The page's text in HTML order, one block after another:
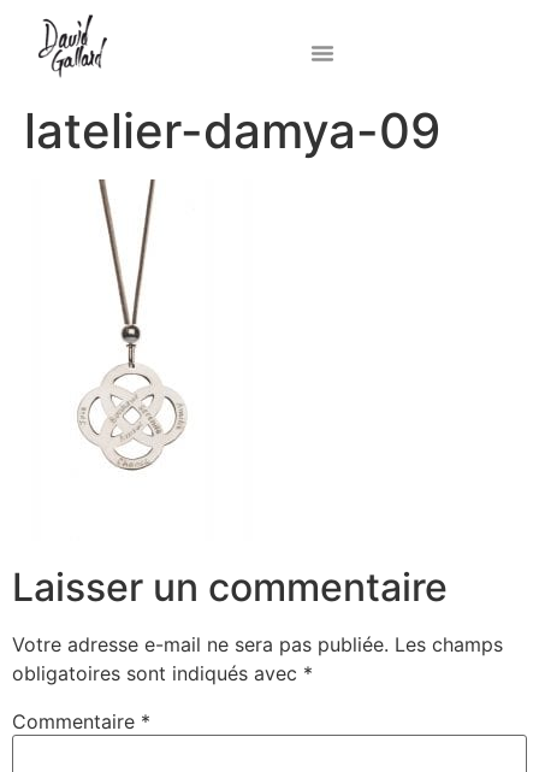
latelier-damya-09
Laisser un commentaire
Votre adresse e-mail ne sera pas publiée. Les champs
obligatoires sont indiqués avec *
Commentaire *